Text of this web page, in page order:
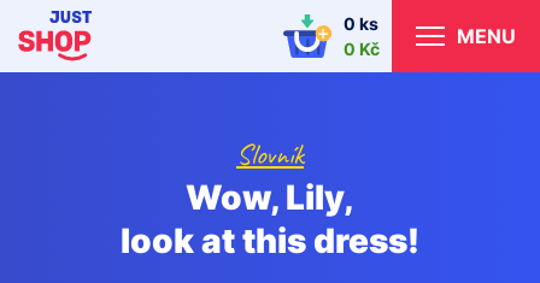
0 ks
0 Kč
MENU
Slovník
Wow, Lily,
look at this dress!